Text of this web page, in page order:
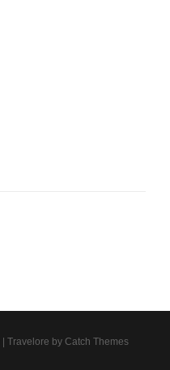
| Travelore by Catch Themes